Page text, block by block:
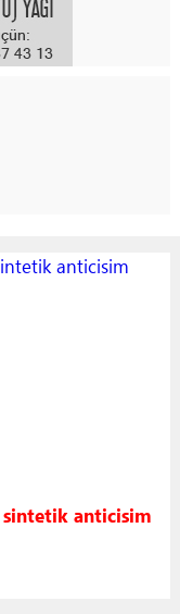
sintetik anticisim